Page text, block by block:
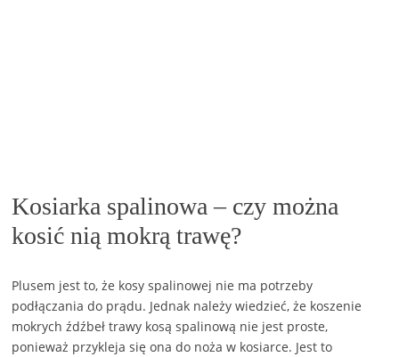
Kosiarka spalinowa – czy można
kosić nią mokrą trawę?
Plusem jest to, że kosy spalinowej nie ma potrzeby
podłączania do prądu. Jednak należy wiedzieć, że koszenie
mokrych źdźbeł trawy kosą spalinową nie jest proste,
ponieważ przykleja się ona do noża w kosiarce. Jest to